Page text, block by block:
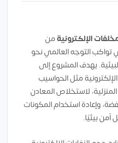
الإلكترونيةمن
تواكب التوجه العالمي نحو
يهدف المشروع إلى
مثل الحواسيب
لاستخلاص المعادن
وإعادة استخدام المكونات
آمن بيئيًا.